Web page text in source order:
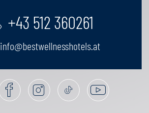
+43 512 360261
info@bestwellnesshotels.at